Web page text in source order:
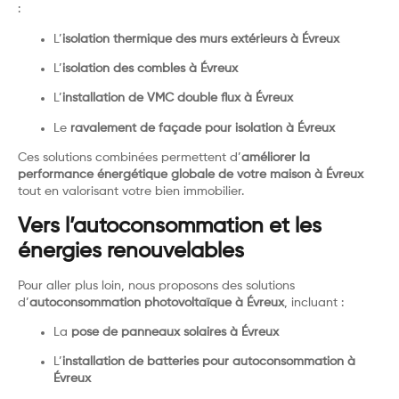
:
L’isolation thermique des murs extérieurs à Évreux
L’isolation des combles à Évreux
L’installation de VMC double flux à Évreux
Le ravalement de façade pour isolation à Évreux
Ces solutions combinées permettent d’améliorer la
performance énergétique globale de votre maison à Évreux
tout en valorisant votre bien immobilier.
Vers l’autoconsommation et les
énergies renouvelables
Pour aller plus loin, nous proposons des solutions
d’autoconsommation photovoltaïque à Évreux, incluant :
La pose de panneaux solaires à Évreux
L’installation de batteries pour autoconsommation à
Évreux